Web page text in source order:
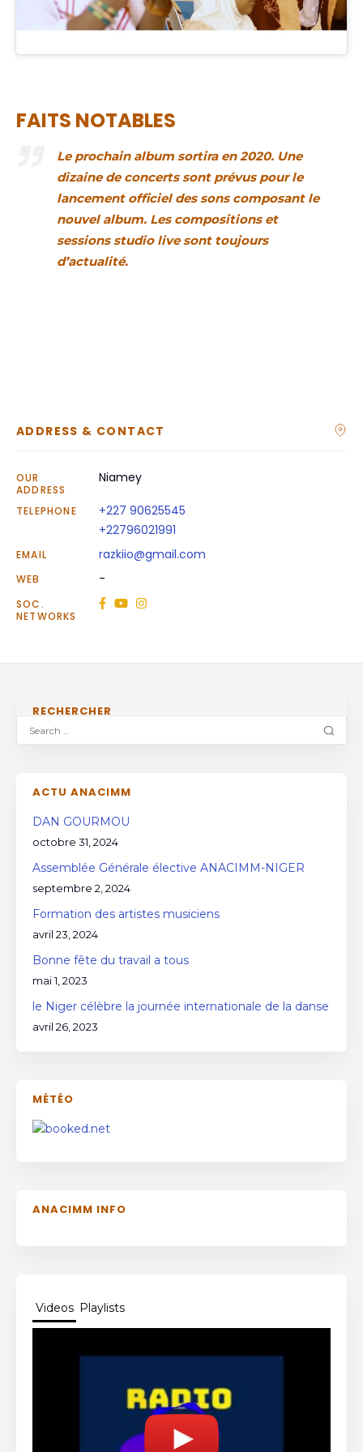
FAITS NOTABLES
Le prochain album sortira en 2020. Une
dizaine de concerts sont prévus pour le
lancement officiel des sons composant le
nouvel album. Les compositions et
sessions studio live sont toujours
d’actualité.
ADDRESS & CONTACT
OUR
ADDRESS
Niamey
TELEPHONE
+227 90625545
+22796021991
EMAIL razkiio@gmail.com
WEB -
SOC.
NETWORKS
RECHERCHER
ACTU ANACIMM
DAN GOURMOU
octobre 31, 2024
Assemblée Générale élective ANACIMM-NIGER
septembre 2, 2024
Formation des artistes musiciens
avril 23, 2024
Bonne fête du travail a tous
mai 1, 2023
le Niger célèbre la journée internationale de la danse
avril 26, 2023
MÉTÉO
ANACIMM INFO
Videos Playlists